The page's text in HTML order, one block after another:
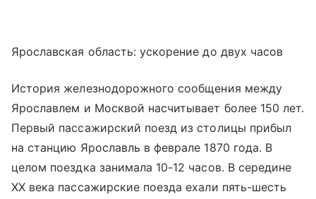
Ярославская область: ускорение до двух часов
История железнодорожного сообщения между
Ярославлем и Москвой насчитывает более 150 лет.
Первый пассажирский поезд из столицы прибыл
на станцию Ярославль в феврале 1870 года. В
целом поездка занимала 10-12 часов. В середине
XX века пассажирские поезда ехали пять-шесть